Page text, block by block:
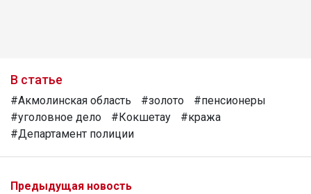
В статье
#Акмолинская область #золото
#пенсионеры
#уголовное дело
#Кокшетау
#кража
#Департамент полиции
Предыдущая новость